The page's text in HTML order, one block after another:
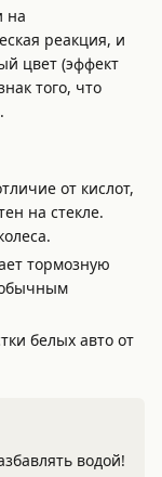
на
реакция, и
цвет (эффект
того, что
от кислот,
на стекле.
тормозную
белых авто от
водой!